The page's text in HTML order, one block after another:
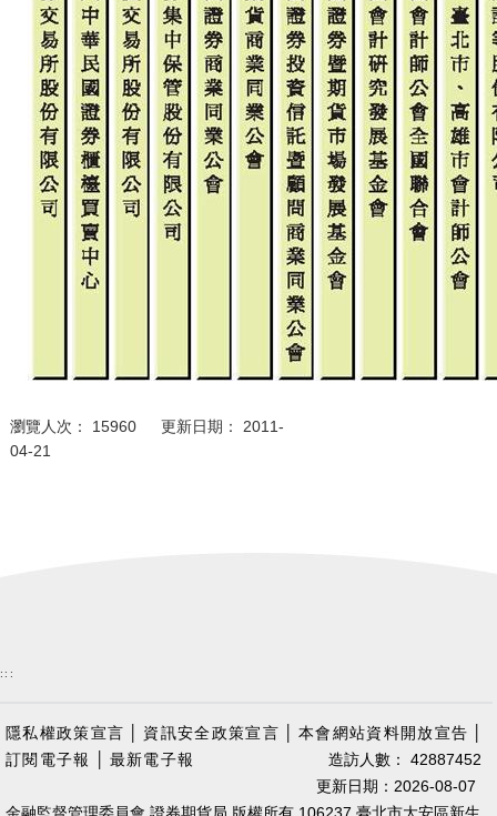
瀏覽人次： 15960 更新日期： 2011-
04-21
:::
隱私權政策宣言 資訊安全政策宣言 │本會網站資料開放宣告
訂閱電子報
最新電子報
造訪人數： 42887452
更新日期：2026-08-07